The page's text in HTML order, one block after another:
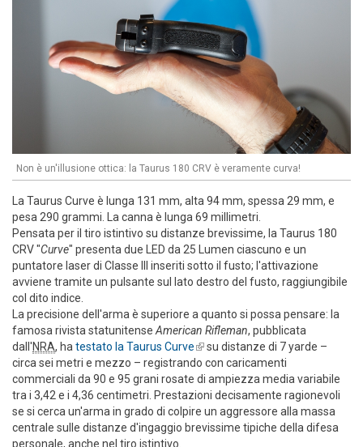
Non è un'illusione ottica: la Taurus 180 CRV è veramente curva!
La Taurus Curve è lunga 131 mm, alta 94 mm, spessa 29 mm, e
pesa 290 grammi. La canna è lunga 69 millimetri.
Pensata per il tiro istintivo su distanze brevissime, la Taurus 180
CRV "Curve" presenta due LED da 25 Lumen ciascuno e un
puntatore laser di Classe III inseriti sotto il fusto; l'attivazione
avviene tramite un pulsante sul lato destro del fusto, raggiungibile
col dito indice.
La precisione dell'arma è superiore a quanto si possa pensare: la
famosa rivista statunitense American Rifleman, pubblicata
dall'NRA, ha testato la Taurus Curve(link is external)
su distanze di 7 yarde –
circa sei metri e mezzo – registrando con caricamenti
commerciali da 90 e 95 grani rosate di ampiezza media variabile
tra i 3,42 e i 4,36 centimetri. Prestazioni decisamente ragionevoli
se si cerca un'arma in grado di colpire un aggressore alla massa
centrale sulle distanze d'ingaggio brevissime tipiche della difesa
personale, anche nel tiro istintivo.